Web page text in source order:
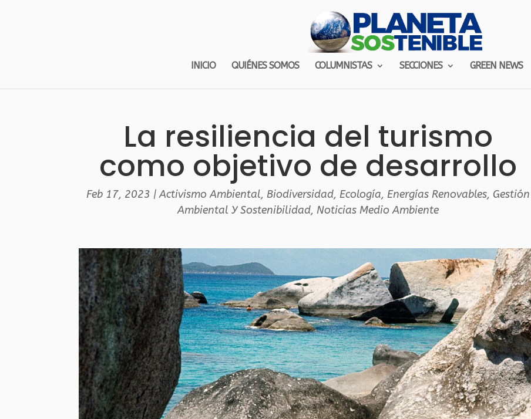
INICIO QUIÉNES SOMOS COLUMNISTAS SECCIONES GREEN NEWS
La resiliencia del turismo
como objetivo de desarrollo
Feb 17, 2023 |Activismo Ambiental, Biodiversidad, Ecología, Energías Renovables, Gestión
Ambiental Y Sostenibilidad, Noticias Medio Ambiente